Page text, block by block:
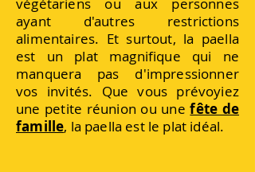
végétariens ou aux personnes
ayant d'autres restrictions
alimentaires. Et surtout, la paella
est un plat magnifique qui ne
manquera pas d'impressionner
vos invités. Que vous prévoyiez
une petite réunion ou unefête de
famille, la paella est le plat idéal.